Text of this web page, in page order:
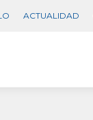
ACTUALIDAD